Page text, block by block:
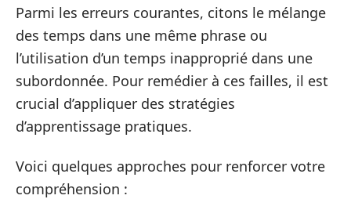
Parmi les erreurs courantes, citons le mélange
des temps dans une même phrase ou
l’utilisation d’un temps inapproprié dans une
subordonnée. Pour remédier à ces failles, il est
crucial d’appliquer des stratégies
d’apprentissage pratiques.
Voici quelques approches pour renforcer votre
compréhension :